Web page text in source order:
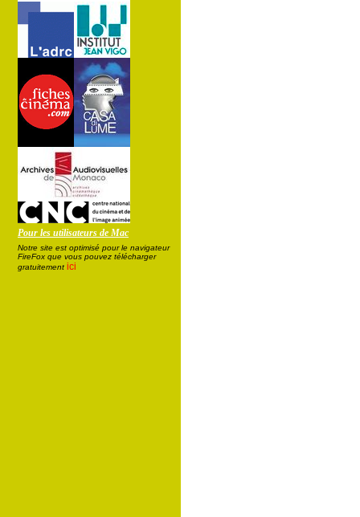
Pour les utilisateurs de Mac
Notre site est optimisé pour le navigateur
FireFox que vous pouvez télécharger
gratuitement ici